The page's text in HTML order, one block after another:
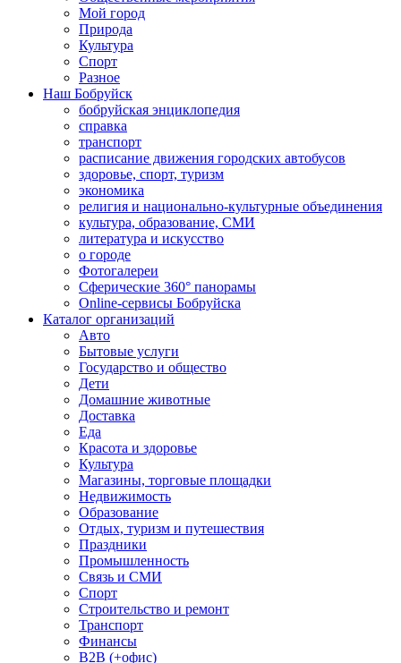
Мой город
Природа
Культура
Спорт
Разное
Наш Бобруйск
бобруйская энциклопедия
справка
транспорт
расписание движения городских автобусов
здоровье, спорт, туризм
экономика
религия и национально-культурные объединения
культура, образование, СМИ
литература и искусство
о городе
Фотогалереи
Сферические 360° панорамы
Online-сервисы Бобруйска
Каталог организаций
Авто
Бытовые услуги
Государство и общество
Дети
Домашние животные
Доставка
Еда
Красота и здоровье
Культура
Магазины, торговые площадки
Недвижимость
Образование
Отдых, туризм и путешествия
Праздники
Промышленность
Связь и СМИ
Спорт
Строительство и ремонт
Транспорт
Финансы
B2B (+офис)